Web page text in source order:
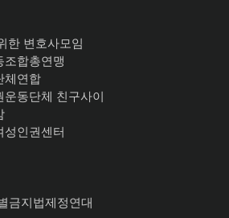
한 변호사모임
조합총연맹
체연합
동단체 친구사이
성인권센터
금지법제정연대